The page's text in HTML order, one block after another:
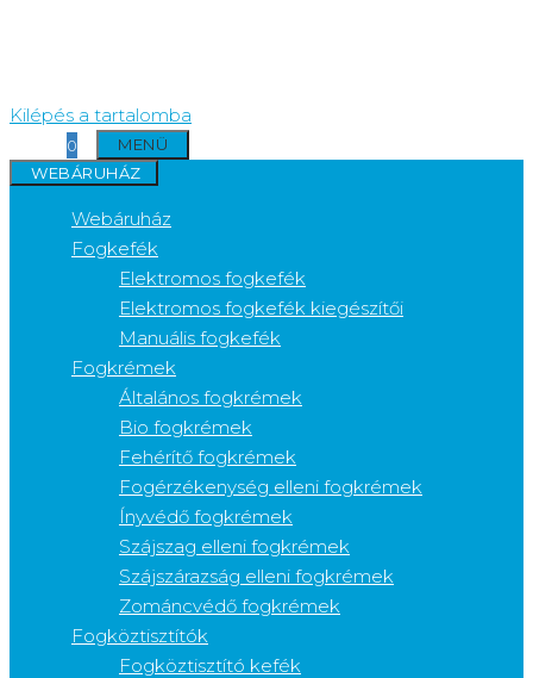
Kilépés a tartalomba
0
MENÜ
WEBÁRUHÁZ
Webáruház
Fogkefék
Elektromos fogkefék
Elektromos fogkefék kiegészítői
Manuális fogkefék
Fogkrémek
Általános fogkrémek
Bio fogkrémek
Fehérítő fogkrémek
Fogérzékenység elleni fogkrémek
Ínyvédő fogkrémek
Szájszag elleni fogkrémek
Szájszárazság elleni fogkrémek
Zománcvédő fogkrémek
Fogköztisztítók
Fogköztisztító kefék